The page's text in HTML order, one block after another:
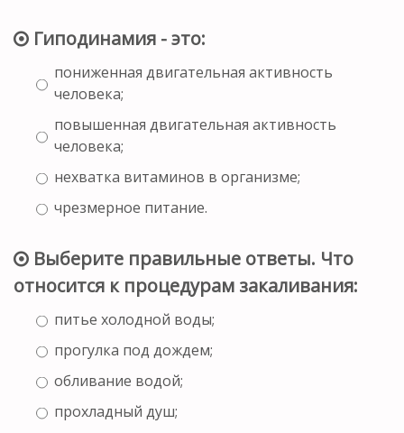
Гиподинамия - это:
пониженная двигательная активность
человека;
повышенная двигательная активность
человека;
нехватка витаминов в организме;
чрезмерное питание.
Выберите правильные ответы. Что
относится к процедурам закаливания:
питье холодной воды;
прогулка под дождем;
обливание водой;
прохладный душ;